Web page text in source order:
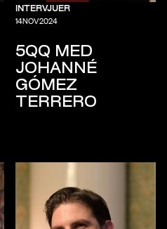
INTERVJUER
14NOV2024
5QQ MED
JOHANNÉ
GÓMEZ
TERRERO